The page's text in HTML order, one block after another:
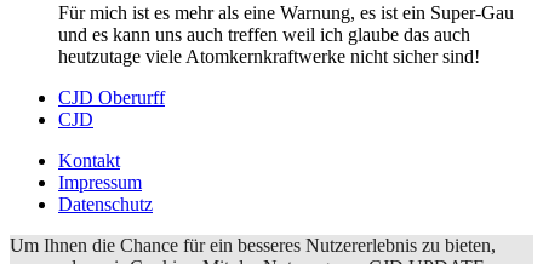
Für mich ist es mehr als eine Warnung, es ist ein Super-Gau
und es kann uns auch treffen weil ich glaube das auch
heutzutage viele Atomkernkraftwerke nicht sicher sind!
CJD Oberurff
CJD
Kontakt
Impressum
Datenschutz
Um Ihnen die Chance für ein besseres Nutzererlebnis zu bieten,